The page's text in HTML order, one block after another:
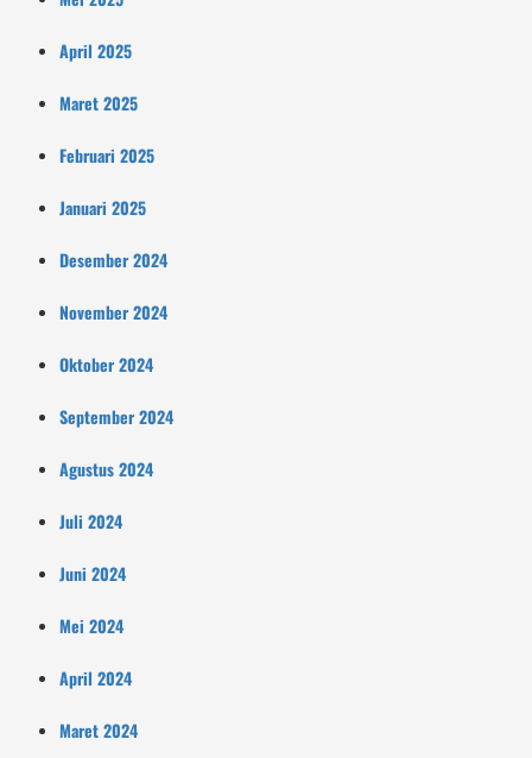
April 2025
Maret 2025
Februari 2025
Januari 2025
Desember 2024
November 2024
Oktober 2024
September 2024
Agustus 2024
Juli 2024
Juni 2024
Mei 2024
April 2024
Maret 2024